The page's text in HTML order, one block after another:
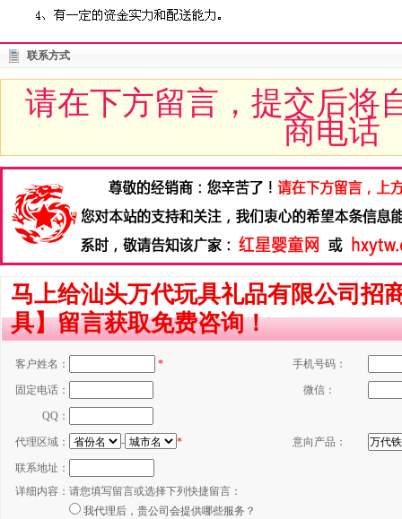
联系方式
请在下方留言，提交后将
商电话
马上给汕头万代玩具礼品有限公司招
具】留言获取免费咨询！
客户姓名： * 手机号码：
固定电话： 微信：
QQ：
代理区域： - * 意向产品：
联系地址：
详细内容： 请您填写留言或选择下列快捷留言：
我代理后，贵公司会提供哪些服务？